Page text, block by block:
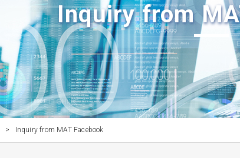
Inquiry from
> Inquiry from MAT Facebook